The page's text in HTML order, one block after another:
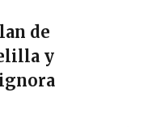
de
y
ignora